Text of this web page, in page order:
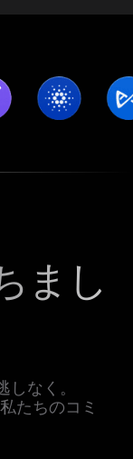
まし
なく。
たちのコミ